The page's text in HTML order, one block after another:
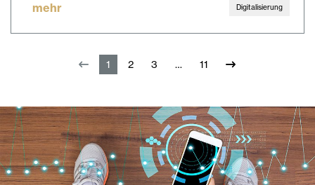
mehr Digitalisierung
1 2 3 11